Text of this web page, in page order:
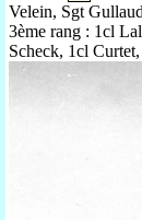
Velein, Sgt
3ème rang : 1cl
Scheck, 1cl